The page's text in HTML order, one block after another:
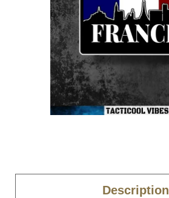
Description